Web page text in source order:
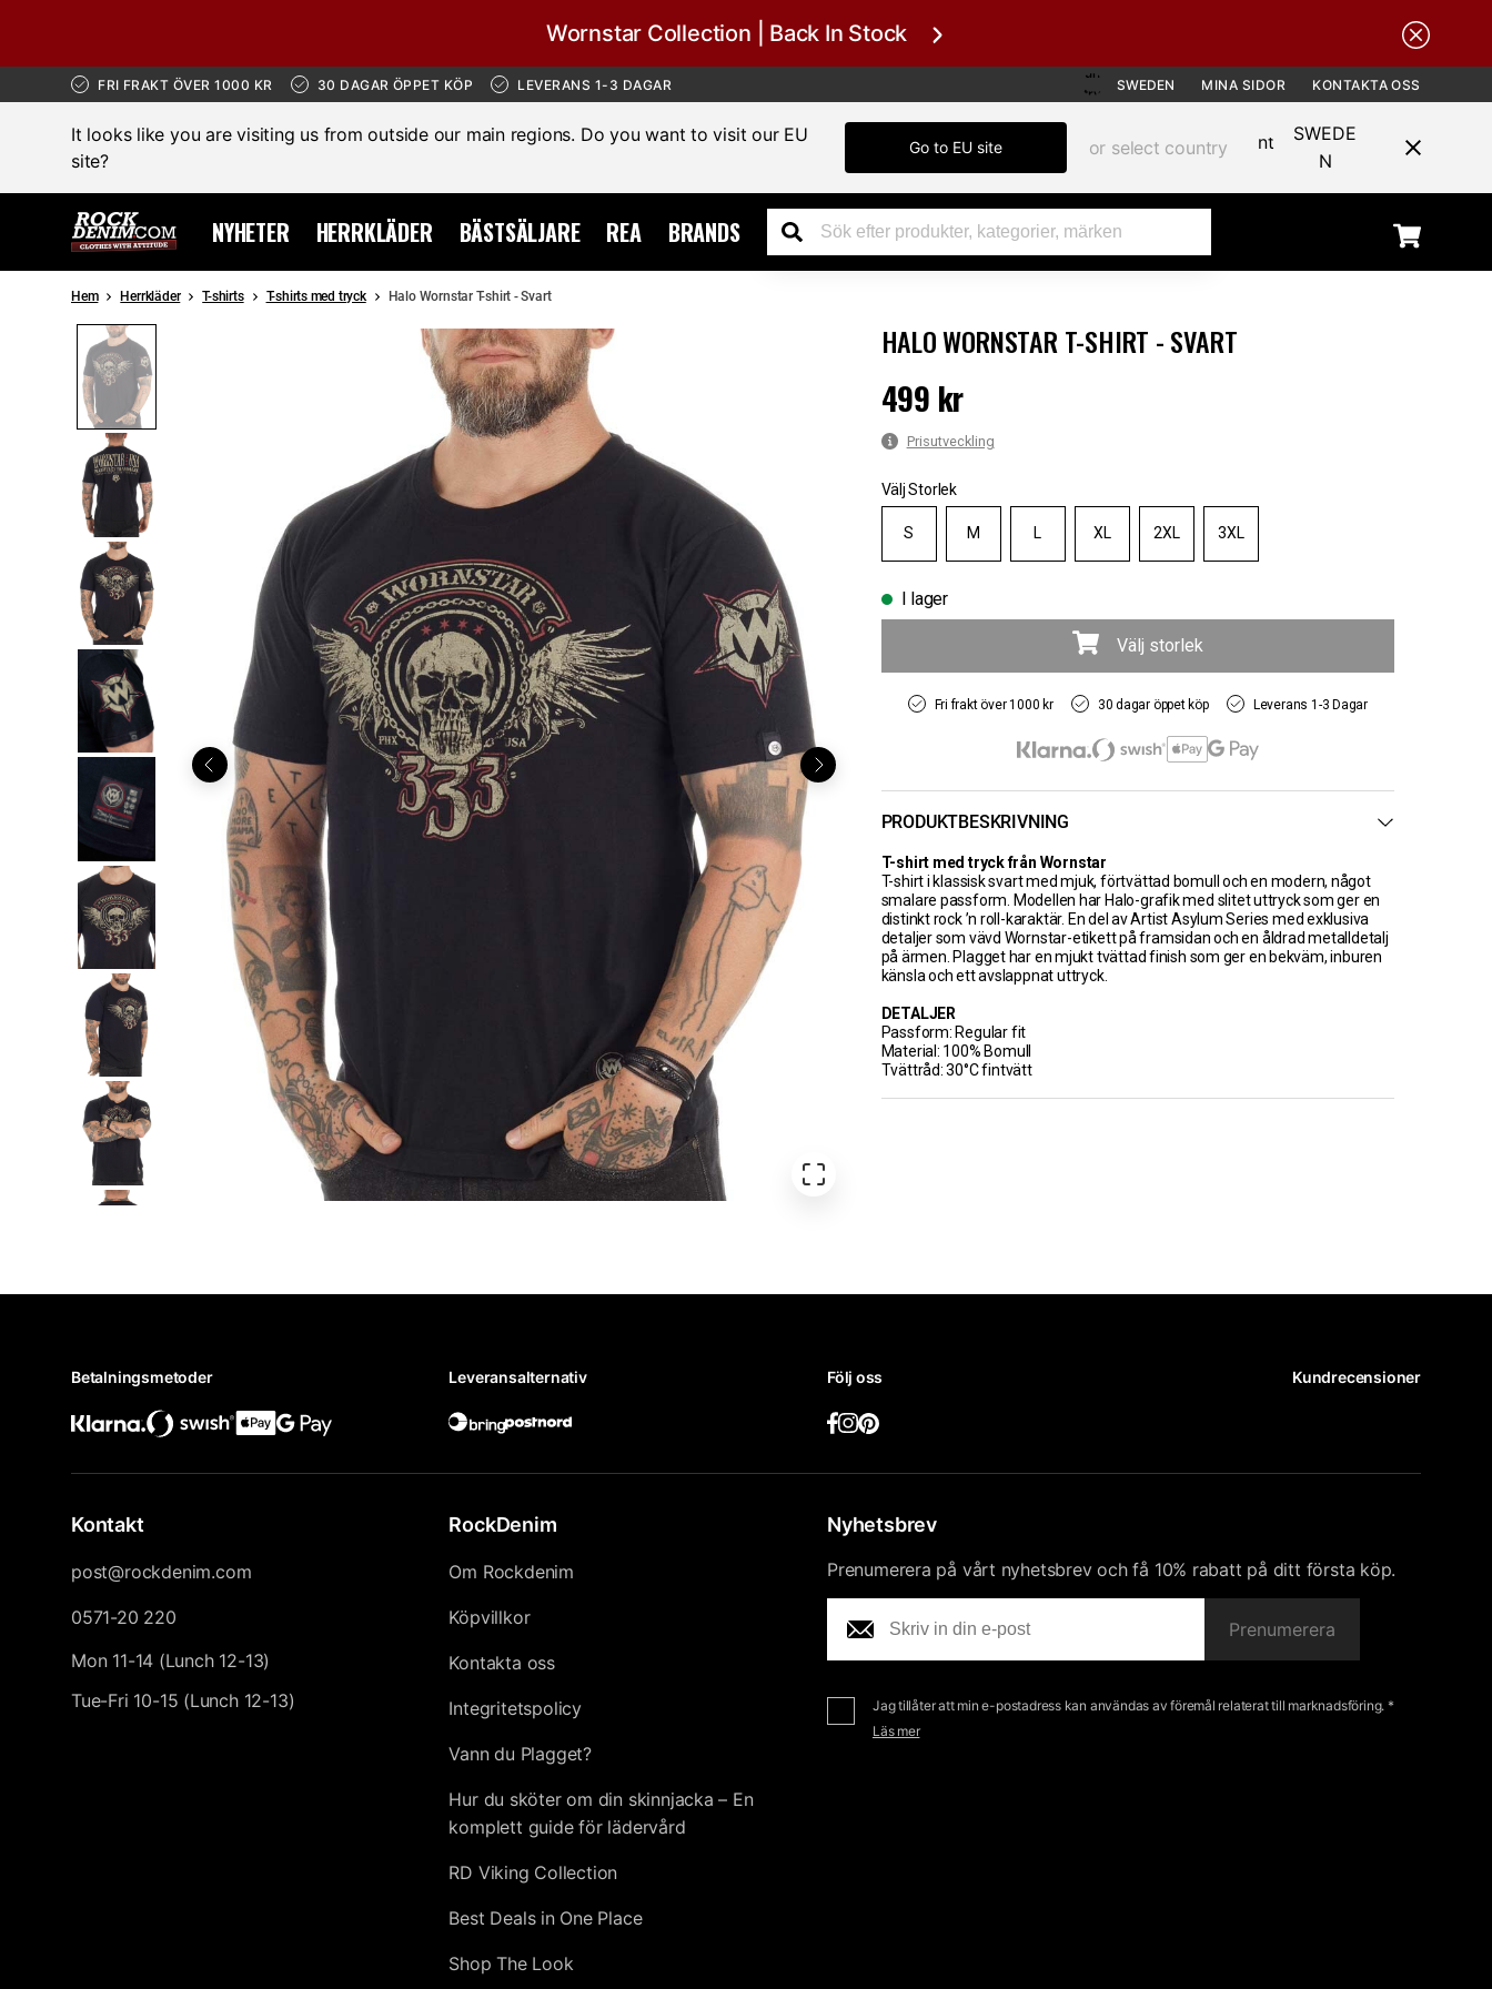
Wornstar Collection | Back In Stock
FRI FRAKT ÖVER 1000 KR 30 DAGAR ÖPPET KÖP LEVERANS 1-3 DAGAR SWEDEN MINA SIDOR KONTAKTA OSS
It looks like you are visiting us from outside our main regions. Do you want to visit our EU
site?
Go to EU site or select country
SWEDE
N
NYHETER HERRKLÄDER BÄSTSÄLJARE REA BRANDS
Hem Herrkläder T-shirts T-shirts med tryck Halo Wornstar T-shirt - Svart
HALO WORNSTAR T-SHIRT - SVART
Pris:499 kr
499 kr
Prisutveckling
Välj Storlek
S M L XL 2XL 3XL
I lager
Välj storlek
Fri frakt över 1000 kr 30 dagar öppet köp Leverans 1-3 Dagar
PRODUKTBESKRIVNING
T-shirt med tryck från Wornstar
T-shirt i klassisk svart med mjuk, förtvättad bomull och en modern, något
smalare passform. Modellen har Halo-grafik med slitet uttryck som ger en
distinkt rock ’n roll-karaktär. En del av Artist Asylum Series med exklusiva
detaljer som vävd Wornstar-etikett på framsidan och en åldrad metalldetalj
på ärmen. Plagget har en mjukt tvättad finish som ger en bekväm, inburen
känsla och ett avslappnat uttryck.
DETALJER
Passform: Regular fit
Material: 100% Bomull
Tvättråd: 30°C fintvätt
Betalningsmetoder Leveransalternativ Följ oss Kundrecensioner
Kontakt
post@rockdenim.com
0571-20 220
Mon 11-14 (Lunch 12-13)
Tue-Fri 10-15 (Lunch 12-13)
RockDenim
Om Rockdenim
Köpvillkor
Kontakta oss
Integritetspolicy
Vann du Plagget?
Hur du sköter om din skinnjacka – En
komplett guide för lädervård
RD Viking Collection
Best Deals in One Place
Shop The Look
Nyhetsbrev
Prenumerera på vårt nyhetsbrev och få 10% rabatt på ditt första köp.
Prenumerera
Jag tillåter att min e-postadress kan användas av föremål relaterat till marknadsföring. *
Läs mer